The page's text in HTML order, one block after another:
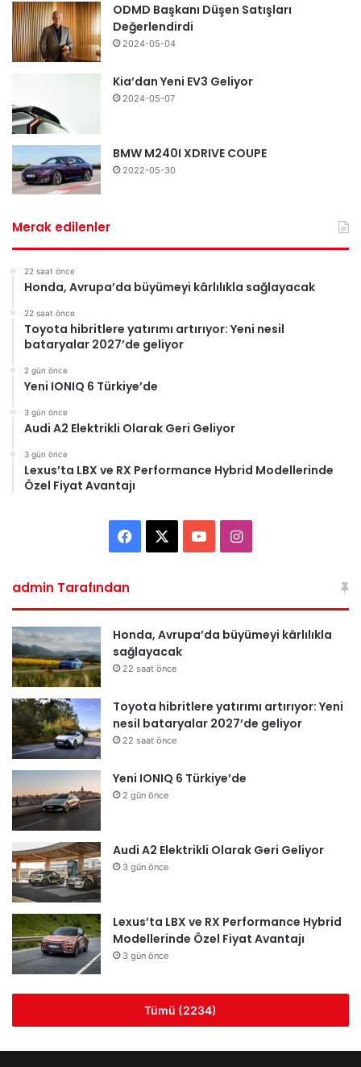
ODMD Başkanı Düşen Satışları
Değerlendirdi
2024-05-04
Kia’dan Yeni EV3 Geliyor
2024-05-07
BMW M240I XDRIVE COUPE
2022-05-30
Merak edilenler
22 saat önce
Honda, Avrupa’da büyümeyi kârlılıkla sağlayacak
22 saat önce
Toyota hibritlere yatırımı artırıyor: Yeni nesil
bataryalar 2027’de geliyor
2 gün önce
Yeni IONIQ 6 Türkiye’de
3 gün önce
Audi A2 Elektrikli Olarak Geri Geliyor
3 gün önce
Lexus’ta LBX ve RX Performance Hybrid Modellerinde
Özel Fiyat Avantajı
Facebook YouTubeInstagram
admin Tarafından
Honda, Avrupa’da büyümeyi kârlılıkla
sağlayacak
22 saat önce
Toyota hibritlere yatırımı artırıyor: Yeni
nesil bataryalar 2027’de geliyor
22 saat önce
Yeni IONIQ 6 Türkiye’de
2 gün önce
Audi A2 Elektrikli Olarak Geri Geliyor
3 gün önce
Lexus’ta LBX ve RX Performance Hybrid
Modellerinde Özel Fiyat Avantajı
3 gün önce
Tümü (2234)